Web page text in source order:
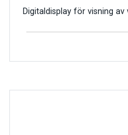
Digitaldisplay för visning